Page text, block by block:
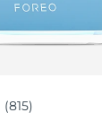
(815)